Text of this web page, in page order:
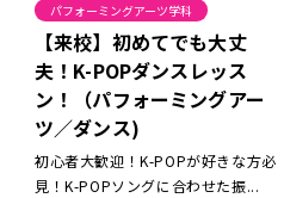
パフォーミングアーツ学科
【来校】初めてでも大丈
夫！K-POPダンスレッス
ン！（パフォーミングアー
ツ／ダンス)
初心者大歓迎！K-POPが好きな方必
見！K-POPソングに合わせた振...